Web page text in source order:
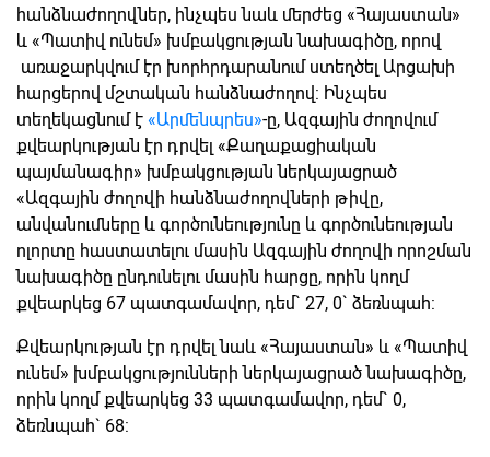
հանձնաժողովներ, ինչպես նաև մերժեց «Հայաստան»
և «Պատիվ ունեմ» խմբակցության նախագիծը, որով
առաջարկվում էր խորհրդարանում ստեղծել Արցախի
հարցերով մշտական հանձնաժողով: Ինչպես
տեղեկացնում է «Արմենպրես»-ը, Ազգային ժողովում
քվեարկության էր դրվել «Քաղաքացիական
պայմանագիր» խմբակցության ներկայացրած
«Ազգային ժողովի հանձնաժողովների թիվը,
անվանումները և գործունեությունը և գործունեության
ոլորտը հաստատելու մասին Ազգային ժողովի որոշման
նախագիծը ընդունելու մասին հարցը, որին կողմ
քվեարկեց 67 պատգամավոր, դեմ` 27, 0` ձեռնպահ:
Քվեարկության էր դրվել նաև «Հայաստան» և «Պատիվ
ունեմ» խմբակցությունների ներկայացրած նախագիծը,
որին կողմ քվեարկեց 33 պատգամավոր, դեմ` 0,
ձեռնպահ` 68: